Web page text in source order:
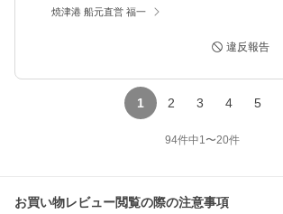
焼津港 船元直営 福一
違反報告
1 2 3 4 5
94件中1〜20件
お買い物レビュー閲覧の際の注意事項